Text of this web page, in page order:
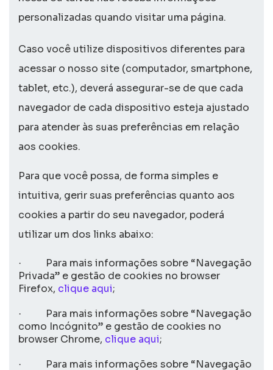
personalizadas quando visitar uma página.
Caso você utilize dispositivos diferentes para
acessar o nosso site (computador, smartphone,
tablet, etc.), deverá assegurar-se de que cada
navegador de cada dispositivo esteja ajustado
para atender às suas preferências em relação
aos cookies.
Para que você possa, de forma simples e
intuitiva, gerir suas preferências quanto aos
cookies a partir do seu navegador, poderá
utilizar um dos links abaixo:
·
Para mais informações sobre “Navegação
Privada” e gestão de cookies no browser
Firefox, clique aqui;
·
Para mais informações sobre “Navegação
como Incógnito” e gestão de cookies no
browser Chrome, clique aqui;
· Para mais informações sobre “Navegação